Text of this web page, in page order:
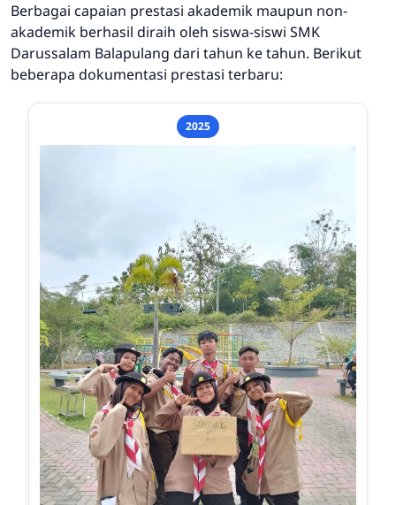
Berbagai capaian prestasi akademik maupun non-
akademik berhasil diraih oleh siswa-siswi SMK
Darussalam Balapulang dari tahun ke tahun. Berikut
beberapa dokumentasi prestasi terbaru:
2025